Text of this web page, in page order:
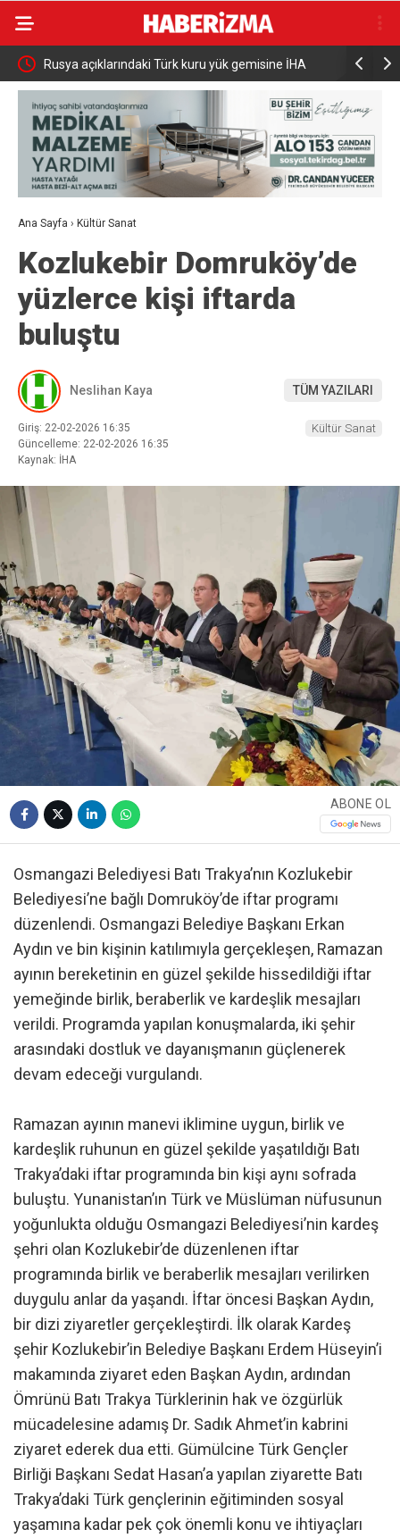
Ortak Rusya açıklarındaki Türk kuru yük gemisine İHA
saldırısı
Çiftçilere
Ödemesi
Ana Sayfa › Kültür Sanat
Kozlukebir Domruköy’de
yüzlerce kişi iftarda
buluştu
Neslihan Kaya TÜM YAZILARI
Giriş: 22-02-2026 16:35
Güncelleme: 22-02-2026 16:35
Kaynak: İHA
Kültür Sanat
ABONE OL
Osmangazi Belediyesi Batı Trakya’nın Kozlukebir
Belediyesi’ne bağlı Domruköy’de iftar programı
düzenlendi. Osmangazi Belediye Başkanı Erkan
Aydın ve bin kişinin katılımıyla gerçekleşen, Ramazan
ayının bereketinin en güzel şekilde hissedildiği iftar
yemeğinde birlik, beraberlik ve kardeşlik mesajları
verildi. Programda yapılan konuşmalarda, iki şehir
arasındaki dostluk ve dayanışmanın güçlenerek
devam edeceği vurgulandı.
Ramazan ayının manevi iklimine uygun, birlik ve
kardeşlik ruhunun en güzel şekilde yaşatıldığı Batı
Trakya’daki iftar programında bin kişi aynı sofrada
buluştu. Yunanistan’ın Türk ve Müslüman nüfusunun
yoğunlukta olduğu Osmangazi Belediyesi’nin kardeş
şehri olan Kozlukebir’de düzenlenen iftar
programında birlik ve beraberlik mesajları verilirken
duygulu anlar da yaşandı. İftar öncesi Başkan Aydın,
bir dizi ziyaretler gerçekleştirdi. İlk olarak Kardeş
şehir Kozlukebir’in Belediye Başkanı Erdem Hüseyin’i
makamında ziyaret eden Başkan Aydın, ardından
Ömrünü Batı Trakya Türklerinin hak ve özgürlük
mücadelesine adamış Dr. Sadık Ahmet’in kabrini
ziyaret ederek dua etti. Gümülcine Türk Gençler
Birliği Başkanı Sedat Hasan’a yapılan ziyarette Batı
Trakya’daki Türk gençlerinin eğitiminden sosyal
yaşamına kadar pek çok önemli konu ve ihtiyaçları